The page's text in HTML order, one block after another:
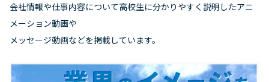
会社情報や仕事内容について高校生に分かりやすく説明したアニ
メーション動画や
メッセージ動画などを掲載しています。